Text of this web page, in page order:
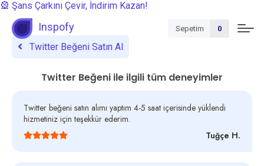
🎡 Şans Çarkını Çevir, İndirim Kazan!
Inspofy Sepetim 0
Twitter Beğeni Satın Al
Twitter Beğeni ile ilgili tüm deneyimler
Twitter beğeni satın alımı yaptım 4-5 saat içerisinde yüklendi
hizmetiniz için teşekkür ederim.
Tuğçe H.